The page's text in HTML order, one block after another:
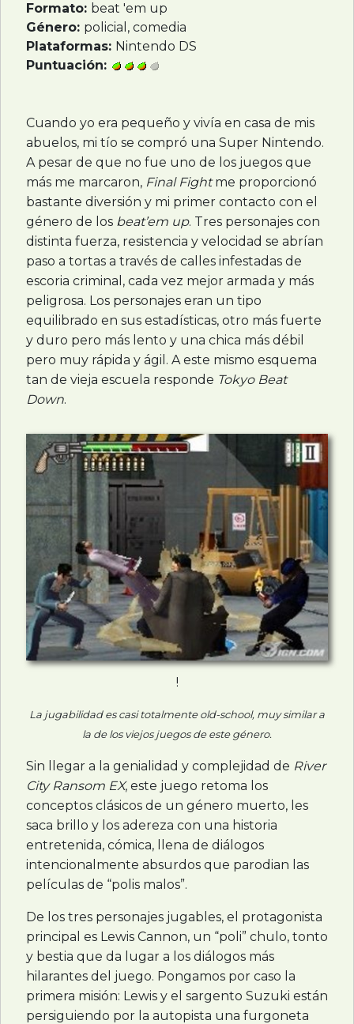
Formato: beat 'em up
Género: policial, comedia
Plataformas: Nintendo DS
Puntuación:
Cuando yo era pequeño y vivía en casa de mis
abuelos, mi tío se compró una Super Nintendo.
A pesar de que no fue uno de los juegos que
más me marcaron, Final Fightme proporcionó
bastante diversión y mi primer contacto con el
género de los beat’em up. Tres personajes con
distinta fuerza, resistencia y velocidad se abrían
paso a tortas a través de calles infestadas de
escoria criminal, cada vez mejor armada y más
peligrosa. Los personajes eran un tipo
equilibrado en sus estadísticas, otro más fuerte
y duro pero más lento y una chica más débil
pero muy rápida y ágil. A este mismo esquema
tan de vieja escuela responde Tokyo Beat
Down.
!
La jugabilidad es casi totalmente old-school, muy similar a
la de los viejos juegos de este género.
Sin llegar a la genialidad y complejidad de River
City Ransom EX, este juego retoma los
conceptos clásicos de un género muerto, les
saca brillo y los adereza con una historia
entretenida, cómica, llena de diálogos
intencionalmente absurdos que parodian las
películas de “polis malos”.
De los tres personajes jugables, el protagonista
principal es Lewis Cannon, un “poli” chulo, tonto
y bestia que da lugar a los diálogos más
hilarantes del juego. Pongamos por caso la
primera misión: Lewis y el sargento Suzuki están
persiguiendo por la autopista una furgoneta